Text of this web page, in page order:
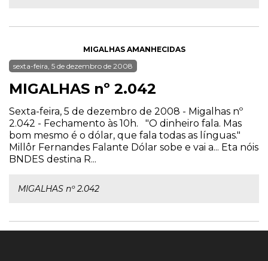
MIGALHAS AMANHECIDAS
sexta-feira, 5 de dezembro de 2008
MIGALHAS nº 2.042
Sexta-feira, 5 de dezembro de 2008 - Migalhas nº
2.042 - Fechamento às 10h. "O dinheiro fala. Mas
bom mesmo é o dólar, que fala todas as línguas."
Millôr Fernandes Falante Dólar sobe e vai a... Eta nóis
BNDES destina R...
MIGALHAS nº 2.042